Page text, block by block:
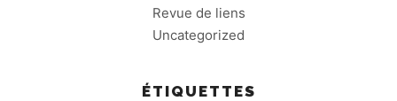
Revue de liens
Uncategorized
ÉTIQUETTES